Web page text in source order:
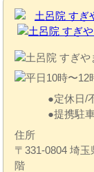
定休日/
提携駐
住所
〒331-0804 埼
階